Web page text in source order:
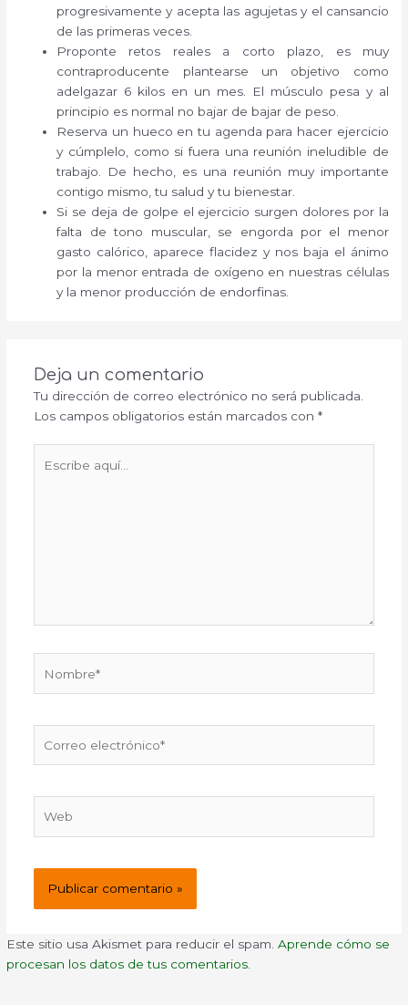
progresivamente y acepta las agujetas y el cansancio
de las primeras veces.
Proponte retos reales a corto plazo, es muy
contraproducente plantearse un objetivo como
adelgazar 6 kilos en un mes. El músculo pesa y al
principio es normal no bajar de bajar de peso.
Reserva un hueco en tu agenda para hacer ejercicio
y cúmplelo, como si fuera una reunión ineludible de
trabajo. De hecho, es una reunión muy importante
contigo mismo, tu salud y tu bienestar.
Si se deja de golpe el ejercicio surgen dolores por la
falta de tono muscular, se engorda por el menor
gasto calórico, aparece flacidez y nos baja el ánimo
por la menor entrada de oxígeno en nuestras células
y la menor producción de endorfinas.
Deja un comentario
Tu dirección de correo electrónico no será publicada.
Los campos obligatorios están marcados con *
aquí...
electrónico*
Este sitio usa Akismet para reducir el spam.Aprende cómo se
procesan los datos de tus comentarios.